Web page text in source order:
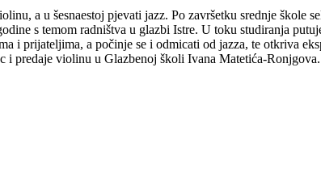
a u šesnaestoj pjevati jazz. Po završetku srednje škole
s temom radništva u glazbi Istre. U toku studiranja
i prijateljima, a počinje se i odmicati od jazza, te otkriva
violinu u Glazbenoj školi Ivana Matetića-Ronjgova.